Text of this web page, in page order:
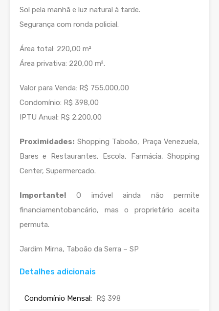
Sol pela manhã e luz natural à tarde.
Segurança com ronda policial.
Área total: 220,00 m²
Área privativa: 220,00 m².
Valor para Venda: R$ 755.000,00
Condomínio: R$ 398,00
IPTU Anual: R$ 2.200,00
Proximidades: Shopping Taboão, Praça Venezuela,
Bares e Restaurantes, Escola, Farmácia, Shopping
Center, Supermercado.
Importante! O imóvel ainda não permite
financiamentobancário, mas o proprietário aceita
permuta.
Jardim Mirna, Taboão da Serra – SP
Detalhes adicionais
Condomínio Mensal: R$ 398